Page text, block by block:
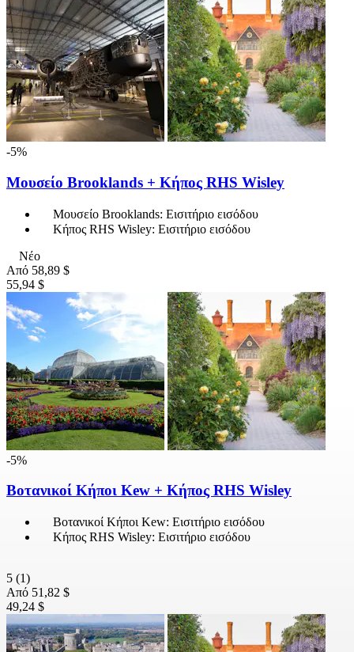
-5%
Μουσείο Brooklands + Κήπος RHS Wisley
Μουσείο Brooklands: Εισιτήριο εισόδου
Κήπος RHS Wisley: Εισιτήριο εισόδου
Νέο
Από 58,89 $
55,94 $
-5%
Βοτανικοί Κήποι Kew + Κήπος RHS Wisley
Βοτανικοί Κήποι Kew: Εισιτήριο εισόδου
Κήπος RHS Wisley: Εισιτήριο εισόδου
5 (1)
Από 51,82 $
49,24 $